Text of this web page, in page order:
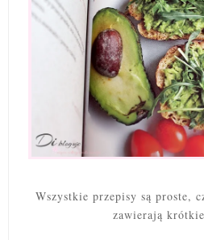
Wszystkie przepisy są proste,
zawierają